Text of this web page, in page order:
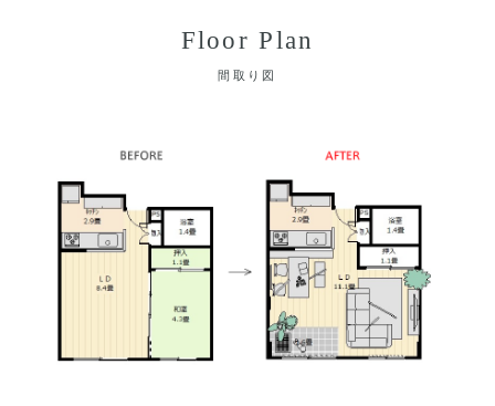
Floor Plan
間取り図